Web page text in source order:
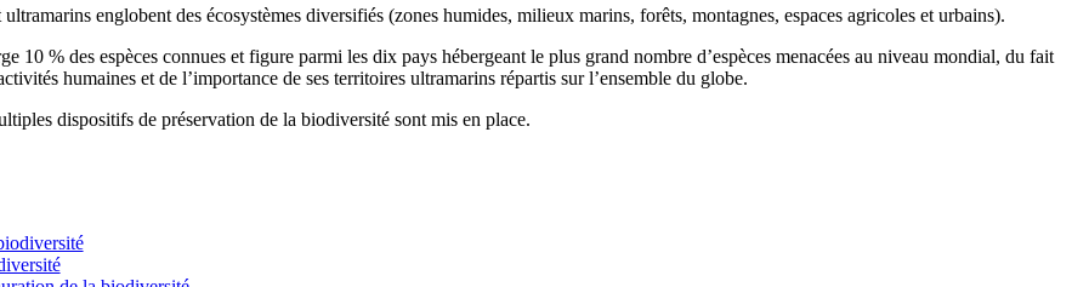
englobent des écosystèmes diversifiés (zones humides, milieux marins, forêts, montagnes, espaces agricoles et urbains).
10 % des espèces connues et figure parmi les dix pays hébergeant le plus grand nombre d’espèces menacées au niveau mondial, du fait
humaines et de l’importance de ses territoires ultramarins répartis sur l’ensemble du globe.
dispositifs de préservation de la biodiversité sont mis en place.